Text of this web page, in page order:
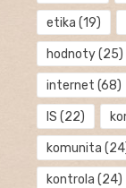
etika (19)
hodnoty(25)
internet (68)
IS (22)
komunita
kontrola (24)